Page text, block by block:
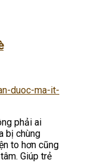
phải ai
bị chùng
to hơn cũng
Giúp trẻ